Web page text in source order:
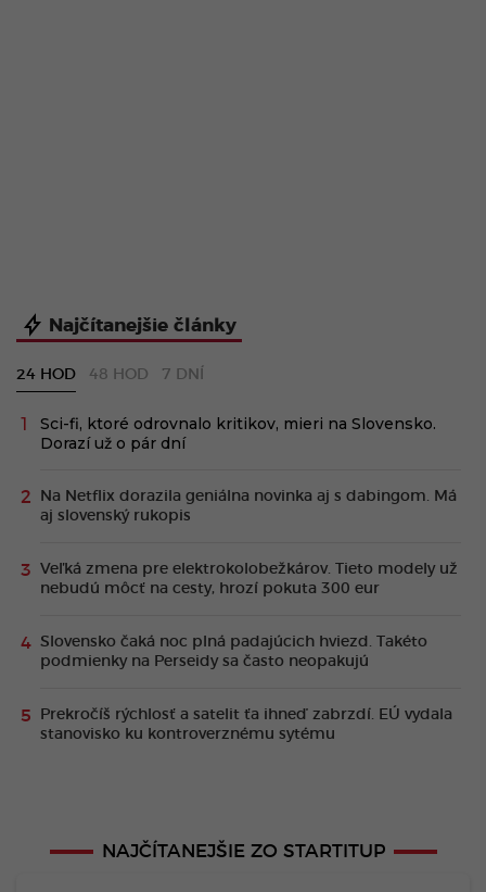
Najčítanejšie články
24 HOD 48 HOD 7 DNÍ
Sci-fi, ktoré odrovnalo kritikov, mieri na Slovensko.
Dorazí už o pár dní
Na Netflix dorazila geniálna novinka aj s dabingom. Má
aj slovenský rukopis
Veľká zmena pre elektrokolobežkárov. Tieto modely už
nebudú môcť na cesty, hrozí pokuta 300 eur
Slovensko čaká noc plná padajúcich hviezd. Takéto
podmienky na Perseidy sa často neopakujú
Prekročíš rýchlosť a satelit ťa ihneď zabrzdí. EÚ vydala
stanovisko ku kontroverznému sytému
NAJČÍTANEJŠIE ZO STARTITUP